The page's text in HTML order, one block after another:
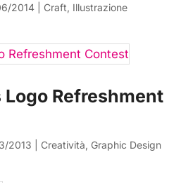
2014 Craft, Illustrazione
Logo Refreshment
2013 Creatività, Graphic Design